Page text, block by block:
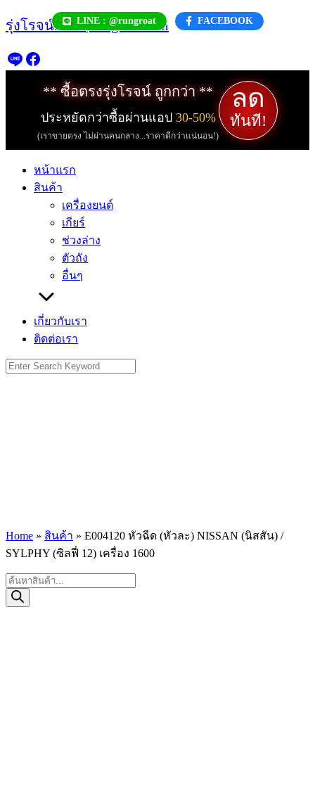
Skip
to
LINE : @rungroat FACEBOOK
รุ่งโรจน์.com | rungroat.com
** ซื้อตรงรุ่งโรจน์ ถูกกว่า **
ประหยัดกว่าซื้อผ่านแอป 30-50%
(เราขายตรง ไม่ผ่านคนกลาง...ราคาดีกว่าแน่นอน!)
ลด
ทันที!
หน้าแรก
สินค้า
เครื่องยนต์
เกียร์
ช่วงล่าง
ตัวถัง
อื่นๆ
เกี่ยวกับเรา
ติดต่อเรา
Search
for:
Home » สินค้า » E004120 หัวฉีด (หัวละ) NISSAN (นิสสัน) /
SYLPHY (ซิลฟี่ 12) เครื่อง 1600
Products
search